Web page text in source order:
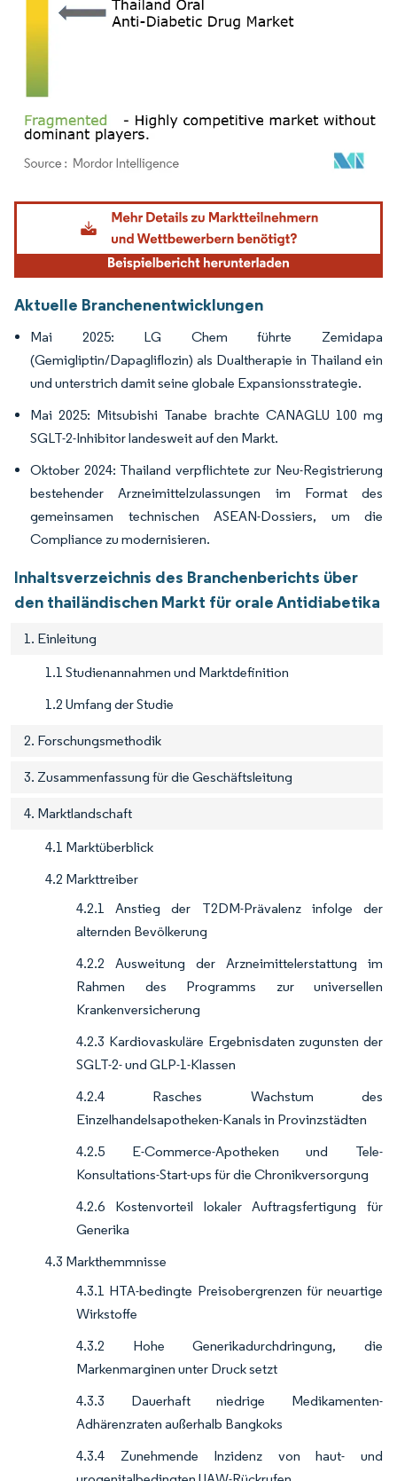
Bild © Mordor Intelligence. Wiederverwendung erfordert Namensnennung gemäß
Aktuelle Branchenentwicklungen
Mai 2025: LG Chem führte Zemidapa
(Gemigliptin/Dapagliflozin) als Dualtherapie in Thailand ein
und unterstrich damit seine globale Expansionsstrategie.
Mai 2025: Mitsubishi Tanabe brachte CANAGLU 100 mg
SGLT-2-Inhibitor landesweit auf den Markt.
Oktober 2024: Thailand verpflichtete zur Neu-Registrierung
bestehender Arzneimittelzulassungen im Format des
gemeinsamen technischen ASEAN-Dossiers, um die
Compliance zu modernisieren.
Inhaltsverzeichnis des Branchenberichts über
den thailändischen Markt für orale Antidiabetika
1. Einleitung
1.1 Studienannahmen und Marktdefinition
1.2 Umfang der Studie
2. Forschungsmethodik
3. Zusammenfassung für die Geschäftsleitung
4. Marktlandschaft
4.1 Marktüberblick
4.2 Markttreiber
4.2.1 Anstieg der T2DM-Prävalenz infolge der
alternden Bevölkerung
4.2.2 Ausweitung der Arzneimittelerstattung im
Rahmen des Programms zur universellen
Krankenversicherung
4.2.3 Kardiovaskuläre Ergebnisdaten zugunsten der
SGLT-2- und GLP-1-Klassen
4.2.4 Rasches Wachstum des
Einzelhandelsapotheken-Kanals in Provinzstädten
4.2.5 E-Commerce-Apotheken und Tele-
Konsultations-Start-ups für die Chronikversorgung
4.2.6 Kostenvorteil lokaler Auftragsfertigung für
Generika
4.3 Markthemmnisse
4.3.1 HTA-bedingte Preisobergrenzen für neuartige
Wirkstoffe
4.3.2 Hohe Generikadurchdringung, die
Markenmarginen unter Druck setzt
4.3.3 Dauerhaft niedrige Medikamenten-
Adhärenzraten außerhalb Bangkoks
4.3.4 Zunehmende Inzidenz von haut- und